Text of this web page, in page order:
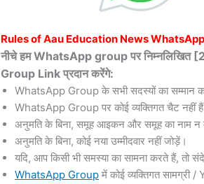
Rules ofAau Education News
नीचे हम WhatsApp group पर
Group Link प्रदान करेंगे:
WhatsApp Group के सभी सदस्यों का सम्मान
WhatsApp Group पर कोई व्यक्तिगत चैट नहीं
अनुमति के बिना, समूह आइकन और समूह का नाम न
अनुमति के बिना, कोई नया उम्मीदवार नहीं जोड़ें।
यदि, आप किसी भी समस्या का सामना करते हैं, तो
WhatsApp Group में कोई व्यक्तिगत सामग्री /